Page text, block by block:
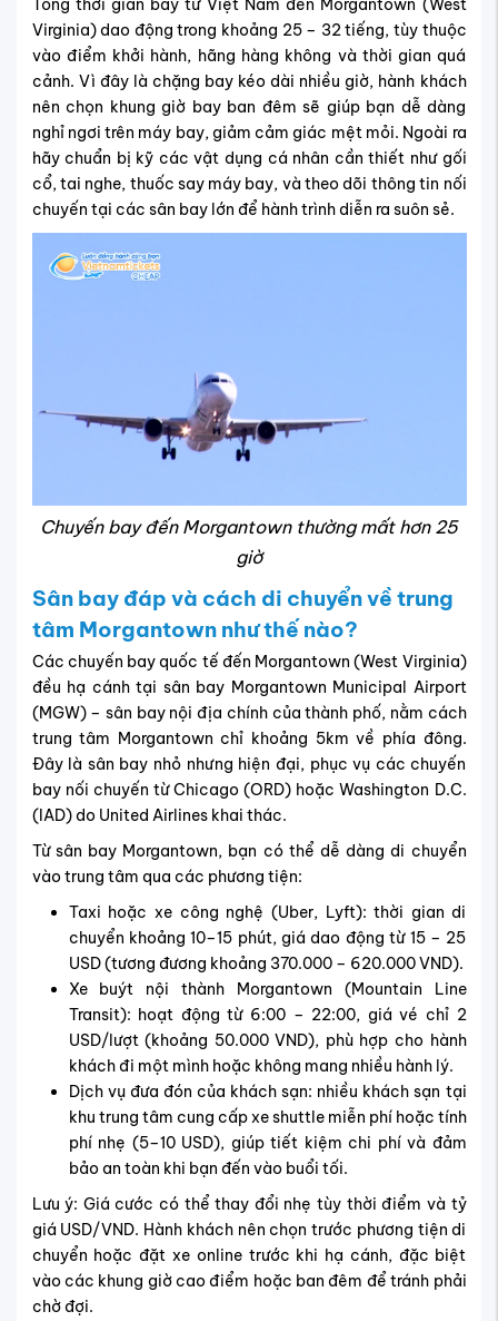
Tổng thời gian bay từ Việt Nam đến Morgantown (West
Virginia) dao động trong khoảng 25 – 32 tiếng, tùy thuộc
vào điểm khởi hành, hãng hàng không và thời gian quá
cảnh. Vì đây là chặng bay kéo dài nhiều giờ, hành khách
nên chọn khung giờ bay ban đêm sẽ giúp bạn dễ dàng
nghỉ ngơi trên máy bay, giảm cảm giác mệt mỏi. Ngoài ra
hãy chuẩn bị kỹ các vật dụng cá nhân cần thiết như gối
cổ, tai nghe, thuốc say máy bay, và theo dõi thông tin nối
chuyến tại các sân bay lớn để hành trình diễn ra suôn sẻ.
Chuyến bay đến Morgantown thường mất hơn 25
giờ
Sân bay đáp và cách di chuyển về trung
tâm Morgantown như thế nào?
Các chuyến bay quốc tế đến Morgantown (West Virginia)
đều hạ cánh tại sân bay Morgantown Municipal Airport
(MGW) – sân bay nội địa chính của thành phố, nằm cách
trung tâm Morgantown chỉ khoảng 5km về phía đông.
Đây là sân bay nhỏ nhưng hiện đại, phục vụ các chuyến
bay nối chuyến từ Chicago (ORD) hoặc Washington D.C.
(IAD) do United Airlines khai thác.
Từ sân bay Morgantown, bạn có thể dễ dàng di chuyển
vào trung tâm qua các phương tiện:
Taxi hoặc xe công nghệ (Uber, Lyft): thời gian di
chuyển khoảng 10–15 phút, giá dao động từ 15 – 25
USD (tương đương khoảng 370.000 – 620.000 VND).
Xe buýt nội thành Morgantown (Mountain Line
Transit): hoạt động từ 6:00 – 22:00, giá vé chỉ 2
USD/lượt (khoảng 50.000 VND), phù hợp cho hành
khách đi một mình hoặc không mang nhiều hành lý.
Dịch vụ đưa đón của khách sạn: nhiều khách sạn tại
khu trung tâm cung cấp xe shuttle miễn phí hoặc tính
phí nhẹ (5–10 USD), giúp tiết kiệm chi phí và đảm
bảo an toàn khi bạn đến vào buổi tối.
Lưu ý: Giá cước có thể thay đổi nhẹ tùy thời điểm và tỷ
giá USD/VND. Hành khách nên chọn trước phương tiện di
chuyển hoặc đặt xe online trước khi hạ cánh, đặc biệt
vào các khung giờ cao điểm hoặc ban đêm để tránh phải
chờ đợi.